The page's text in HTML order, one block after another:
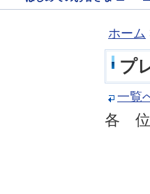
ホーム
プ
一覧
各 位